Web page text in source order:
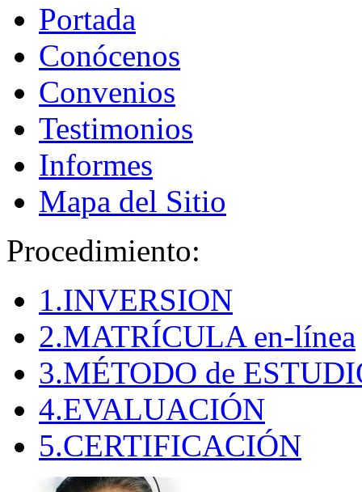
Portada
Conócenos
Convenios
Testimonios
Informes
Mapa del Sitio
Procedimiento:
1.INVERSION
2.MATRÍCULA en-línea
3.MÉTODO de
4.EVALUACIÓN
5.CERTIFICACIÓN